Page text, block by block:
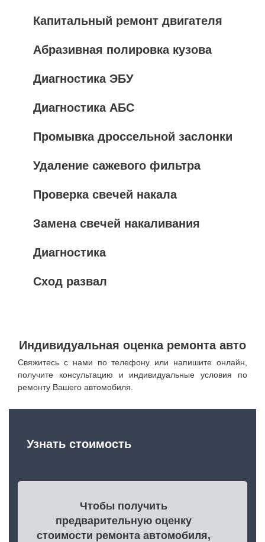
Капитальный ремонт двигателя
Абразивная полировка кузова
Диагностика ЭБУ
Диагностика АБС
Промывка дроссельной заслонки
Удаление сажевого фильтра
Проверка свечей накала
Замена свечей накаливания
Диагностика
Сход развал
Индивидуальная оценка ремонта авто
Свяжитесь с нами по телефону или напишите онлайн,
получите консультацию и индивидуальные условия по
ремонту Вашего автомобиля.
Узнать стоимость
Чтобы получить
предварительную оценку
стоимости ремонта автомобиля,